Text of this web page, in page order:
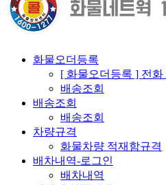
화물오더등록
[ 화물오더등록 ] 전
배송조회
배송조회
배송조회
차량규격
화물차량 적재함규격
배차내역-로그인
배차내역